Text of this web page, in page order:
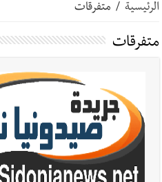
القدرات -صيدا
التشاوري الأول للمرصد الحضري
أخبار صيدا بالصور : بلدية صيدا
استعراض شامل لمشاريع وتأكيدٌ على
الرئيسية / متفرقات
متفرقات